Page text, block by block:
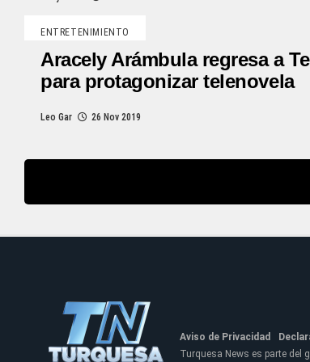
ENTRETENIMIENTO
Aracely Arámbula regresa a
para protagonizar telenovela
Leo Gar 26 Nov 2019
Aviso de Privacidad
Turquesa News es parte del